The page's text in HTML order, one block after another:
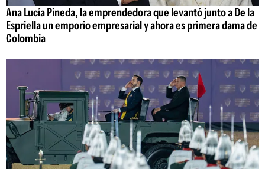
Ana Lucía Pineda, la emprendedora que levantó junto a De la
Espriella un emporio empresarial y ahora es primera dama de
Colombia